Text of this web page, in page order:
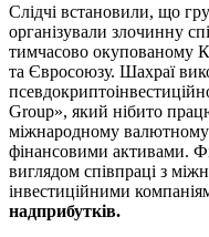
Слідчі встановили, що
організували злочинну
тимчасово окупованому
та Євросоюзу. Шахраї
Group», який нібито
міжнародному
фінансовими активами.
виглядом співпраці з
інвестиційними
надприбутків.